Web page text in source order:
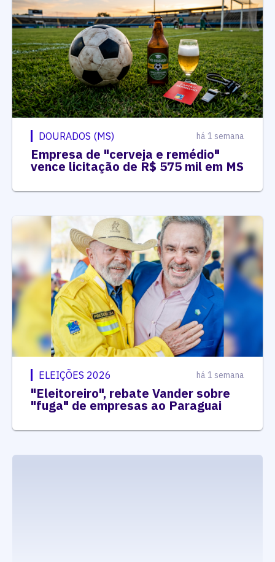
DOURADOS (MS) há 1 semana
Empresa de "cerveja e remédio"
vence licitação de R$ 575 mil em MS
ELEIÇÕES 2026 há 1 semana
"Eleitoreiro", rebate Vander sobre
"fuga" de empresas ao Paraguai